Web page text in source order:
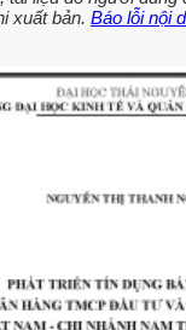
xuất bản. Báo lỗi nội